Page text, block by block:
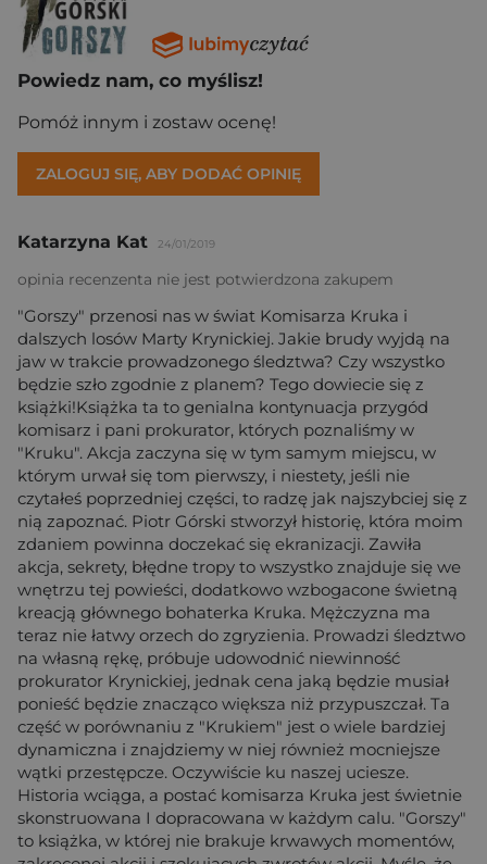
Powiedz nam, co myślisz!
Pomóż innym i zostaw ocenę!
ZALOGUJ SIĘ, ABY DODAĆ OPINIĘ
Katarzyna Kat 24/01/2019
opinia recenzenta nie jest potwierdzona zakupem
"Gorszy" przenosi nas w świat Komisarza Kruka i
dalszych losów Marty Krynickiej. Jakie brudy wyjdą na
jaw w trakcie prowadzonego śledztwa? Czy wszystko
będzie szło zgodnie z planem? Tego dowiecie się z
książki!Książka ta to genialna kontynuacja przygód
komisarz i pani prokurator, których poznaliśmy w
"Kruku". Akcja zaczyna się w tym samym miejscu, w
którym urwał się tom pierwszy, i niestety, jeśli nie
czytałeś poprzedniej części, to radzę jak najszybciej się z
nią zapoznać. Piotr Górski stworzył historię, która moim
zdaniem powinna doczekać się ekranizacji. Zawiła
akcja, sekrety, błędne tropy to wszystko znajduje się we
wnętrzu tej powieści, dodatkowo wzbogacone świetną
kreacją głównego bohaterka Kruka. Mężczyzna ma
teraz nie łatwy orzech do zgryzienia. Prowadzi śledztwo
na własną rękę, próbuje udowodnić niewinność
prokurator Krynickiej, jednak cena jaką będzie musiał
ponieść będzie znacząco większa niż przypuszczał. Ta
część w porównaniu z "Krukiem" jest o wiele bardziej
dynamiczna i znajdziemy w niej również mocniejsze
wątki przestępcze. Oczywiście ku naszej uciesze.
Historia wciąga, a postać komisarza Kruka jest świetnie
skonstruowana I dopracowana w każdym calu. "Gorszy"
to książka, w której nie brakuje krwawych momentów,